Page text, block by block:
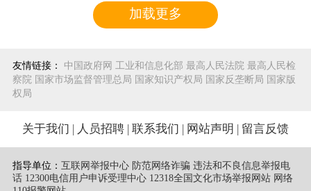
加载更多
友情链接： 中国政府网 工业和信息化部 最高人民法院 最高人民检
察院 国家市场监督管理总局 国家知识产权局 国家反垄断局 国家版
权局
关于我们 人员招聘 联系我们 网站声明 留言反馈
指导单位： 互联网举报中心 防范网络诈骗 违法和不良信息举报电
话 12300电信用户申诉受理中心 12318全国文化市场举报网站 网络